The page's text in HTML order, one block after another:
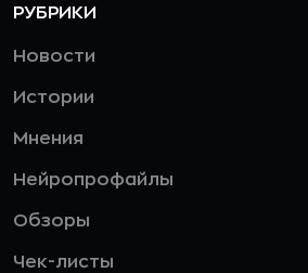
РУБРИКИ
Новости
Истории
Мнения
Нейропрофайлы
Обзоры
Чек-листы